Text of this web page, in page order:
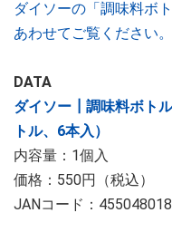
ダイソーの「調味料ボ
あわせてご覧ください。
DATA
ダイソー┃調味料ボト
トル、6本入）
内容量：1個入
価格：550円（税込）
JANコード：